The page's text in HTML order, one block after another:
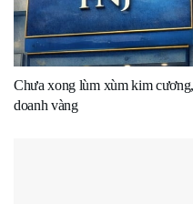
Chưa xong lùm xùm kim
doanh vàng